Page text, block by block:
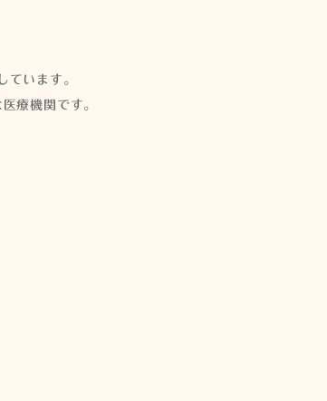
ています。
療機関です。